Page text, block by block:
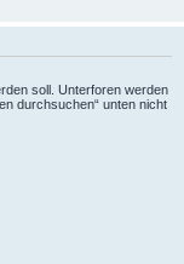
soll. Unterforen werden
durchsuchen“ unten nicht